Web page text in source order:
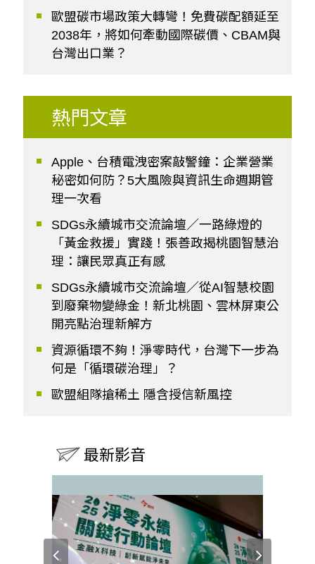
歐盟碳市場政策大轉彎！免費碳配額延至
2038年，將如何牽動國際碳價、CBAM與
台灣出口業？
熱門文章
Apple、台積電洩密案敲警鐘：企業營業
秘密如何防？5大風險與資訊生命週期管
理一次看
SDGs永續城市交流論壇／一路綠燈的
「黃金救援」實踐！張善政揭桃園智慧治
理：讓民眾真正有感
SDGs永續城市交流論壇／從AI智慧校園
到廢棄物變綠金！新北桃園、雲林屏東公
開亮點治理新解方
資源循環不夠！淨零時代，台灣下一步為
何是「循環碳治理」？
歐盟組隊搶稀土 隱含授信新風控
最新影音